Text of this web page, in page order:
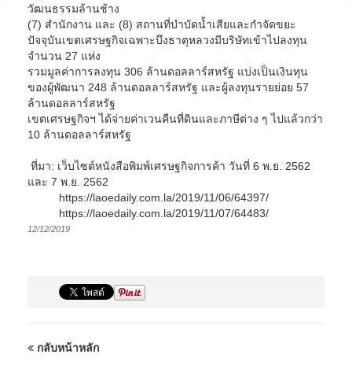
วัฒนธรรมล้านช้าง
(7) สำนักงาน และ (8) สถานที่บำบัดน้ำเสียและกำจัดขยะ
ปัจจุบันเขตเศรษฐกิจเฉพาะบึงธาตุหลวงมีบริษัทเข้าไปลงทุน
จำนวน 27 แห่ง
รวมมูลค่าการลงทุน 306 ล้านดอลลาร์สหรัฐ แบ่งเป็นเงินทุน
ของผู้พัฒนา 248 ล้านดอลลาร์สหรัฐ และผู้ลงทุนรายย่อย 57
ล้านดอลลาร์สหรัฐ
เขตเศรษฐกิจฯ ได้จ่ายค่าเวนคืนที่ดินและภาษีต่าง ๆ ไปแล้วกว่า
10 ล้านดอลลาร์สหรัฐ
ที่มา: เว็บไซต์หนังสือพิมพ์เศรษฐกิจการค้า วันที่ 6 พ.ย. 2562
และ 7 พ.ย. 2562
https://laoedaily.com.la/2019/11/06/64397/
https://laoedaily.com.la/2019/11/07/64483/
12/12/2019
กลับหน้าหลัก